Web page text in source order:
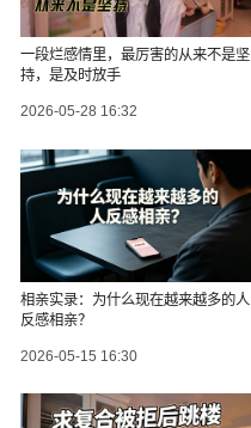
一段烂感情里，最厉害的从来不是坚
持，是及时放手
2026-05-28 16:32
相亲实录：为什么现在越来越多的人
反感相亲？
2026-05-15 16:30